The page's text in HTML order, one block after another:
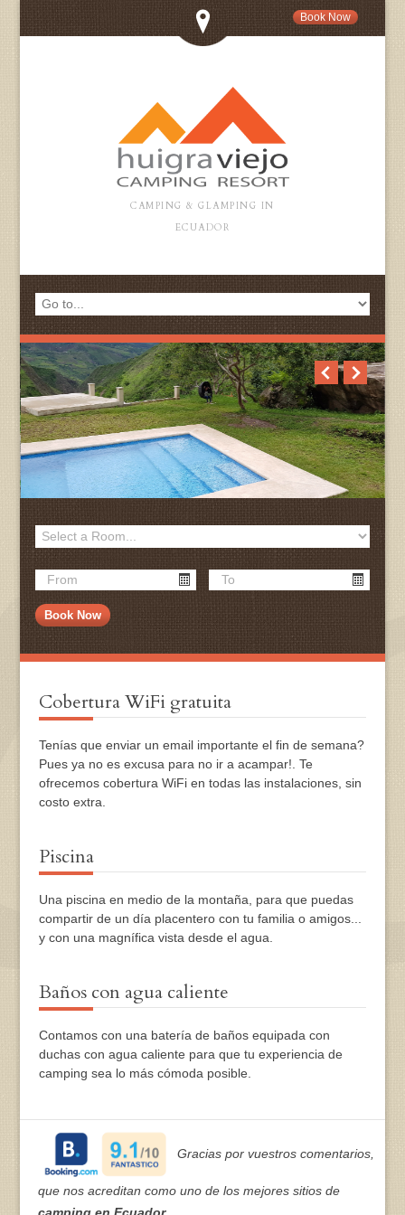
Book Now
CAMPING & GLAMPING IN
ECUADOR
Cobertura WiFi gratuita
Tenías que enviar un email importante el fin de semana?
Pues ya no es excusa para no ir a acampar!. Te
ofrecemos cobertura WiFi en todas las instalaciones, sin
costo extra.
Piscina
Una piscina en medio de la montaña, para que puedas
compartir de un día placentero con tu familia o amigos...
y con una magnífica vista desde el agua.
Baños con agua caliente
Contamos con una batería de baños equipada con
duchas con agua caliente para que tu experiencia de
camping sea lo más cómoda posible.
Gracias por vuestros comentarios,
que nos acreditan como uno de los mejores sitios de